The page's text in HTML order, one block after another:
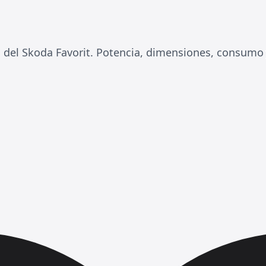
Skoda Favorit. Potencia, dimensiones, consumo